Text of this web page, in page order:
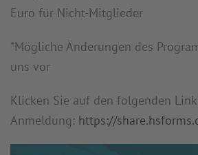
Euro für Nicht-Mitglieder
*Mögliche Änderungen des
uns vor
Klicken Sie auf den folgenden
Anmeldung: https://